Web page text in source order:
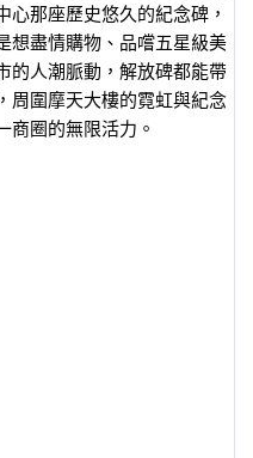
那座歷史悠久的紀念碑，
想盡情購物、品嚐五星級美
的人潮脈動，解放碑都能帶
周圍摩天大樓的霓虹與紀念
商圈的無限活力。